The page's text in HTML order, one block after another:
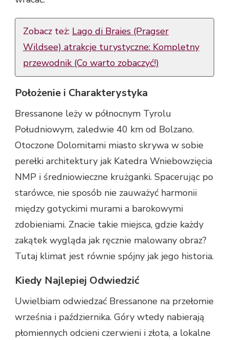
Zobacz też: Lago di Braies (Pragser
Wildsee) atrakcje turystyczne: Kompletny
przewodnik (Co warto zobaczyć!)
Położenie i Charakterystyka
Bressanone leży w północnym Tyrolu
Południowym, zaledwie 40 km od Bolzano.
Otoczone Dolomitami miasto skrywa w sobie
perełki architektury jak Katedra Wniebowzięcia
NMP i średniowieczne krużganki. Spacerując po
starówce, nie sposób nie zauważyć harmonii
między gotyckimi murami a barokowymi
zdobieniami. Znacie takie miejsca, gdzie każdy
zakątek wygląda jak ręcznie malowany obraz?
Tutaj klimat jest równie spójny jak jego historia.
Kiedy Najlepiej Odwiedzić
Uwielbiam odwiedzać Bressanone na przełomie
września i października. Góry wtedy nabierają
płomiennych odcieni czerwieni i złota, a lokalne